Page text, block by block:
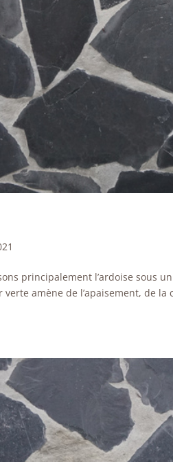
principalement l’ardoise sous
amène de l’apaisement, de